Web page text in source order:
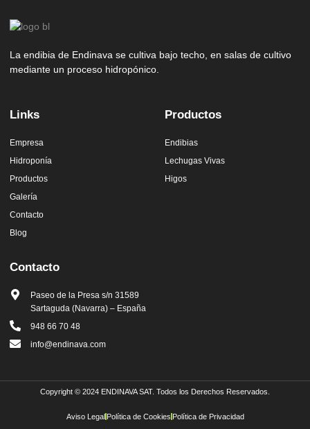
La endibia de Endinava se cultiva bajo techo, en salas de cultivo
mediante un proceso hidropónico.
Links
Empresa
Hidroponía
Productos
Galería
Contacto
Blog
Productos
Endibias
Lechugas Vivas
Higos
Contacto
Paseo de la Presa s/n 31589
Sartaguda (Navarra) – España
948 66 70 48
info@endinava.com
Copyright © 2024 ENDINAVA SAT. Todos los Derechos Reservados.
Aviso Legal Política de Cookies Política de Privacidad